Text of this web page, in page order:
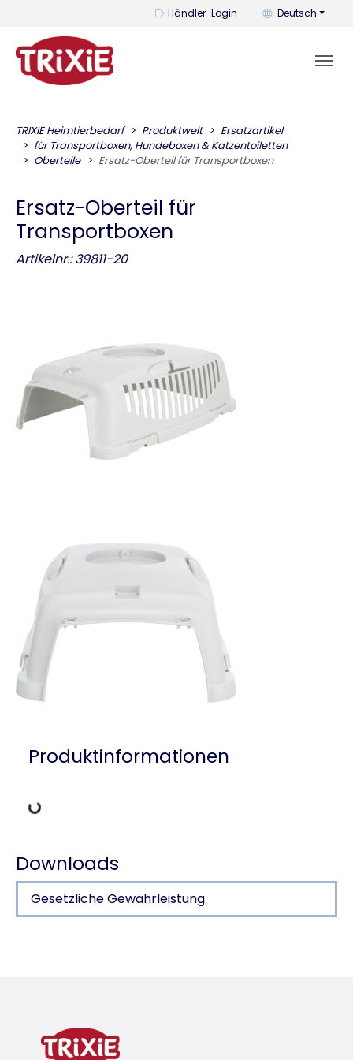
Händler-Login Mit diesem
Deutsch
TRIXIE Heimtierbedarf Produktwelt
Ersatzartikel
für Transportboxen, Hundeboxen & Katzentoiletten
Oberteile
Ersatz-Oberteil für Transportboxen
Ersatz-Oberteil für
Transportboxen
Artikelnr.: 39811-20
Produktinformationen
Lädt Daten
Downloads
Gesetzliche Gewährleistung
Produktvariante: eindeutige
Farbe